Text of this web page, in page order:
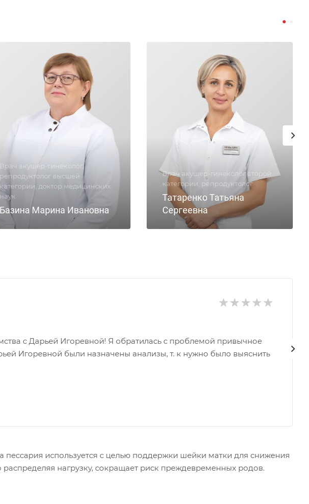
Врач акушер-гинеколог,
репродуктолог высшей
категории, доктор медицинских
наук
Базина Марина Ивановна
Врач акушер-гинеколог второй
категории, репродуктолог
Татаренко Татьяна
Сергеевна
с Дарьей Игоревной! Я обратилась с проблемой привычное
Игоревной были назначены анализы​, т. к нужно было выяснить
пессария используется с целью поддержки шейки матки для снижения
нагрузку, сокращает риск преждевременных родов.